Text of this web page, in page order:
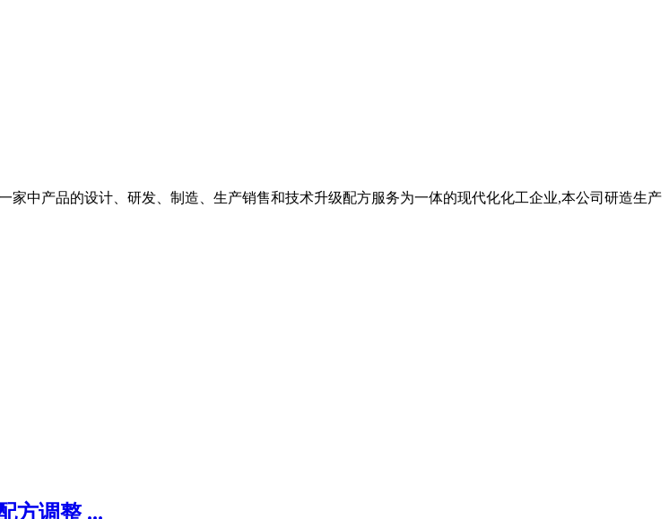
中产品的设计、研发、制造、生产销售和技术升级配方服务为一体的现代化化工企业,本公司研造生产
方调整 ...